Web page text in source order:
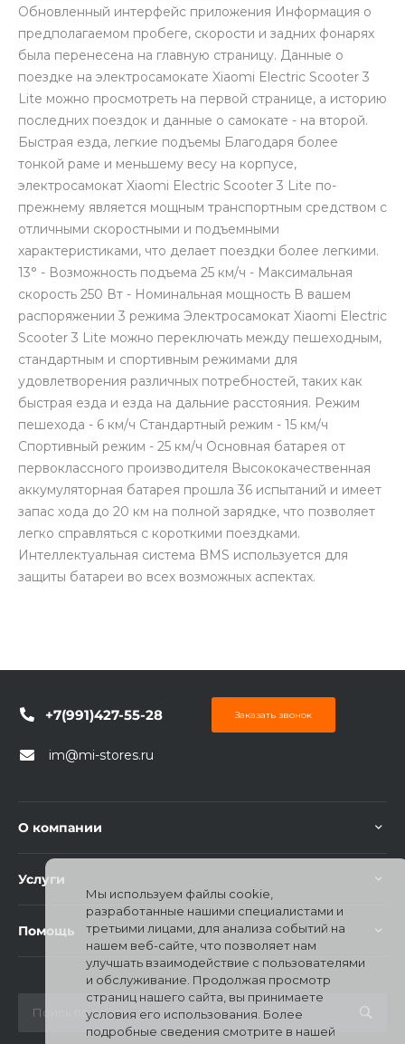
Обновленный интерфейс приложения Информация о
предполагаемом пробеге, скорости и задних фонарях
была перенесена на главную страницу. Данные о
поездке на электросамокате Xiaomi Electric Scooter 3
Lite можно просмотреть на первой странице, а историю
последних поездок и данные о самокате - на второй.
Быстрая езда, легкие подъемы Благодаря более
тонкой раме и меньшему весу на корпусе,
электросамокат Xiaomi Electric Scooter 3 Lite по-
прежнему является мощным транспортным средством с
отличными скоростными и подъемными
характеристиками, что делает поездки более легкими.
13° - Возможность подъема 25 км/ч - Максимальная
скорость 250 Вт - Номинальная мощность В вашем
распоряжении 3 режима Электросамокат Xiaomi Electric
Scooter 3 Lite можно переключать между пешеходным,
стандартным и спортивным режимами для
удовлетворения различных потребностей, таких как
быстрая езда и езда на дальние расстояния. Режим
пешехода - 6 км/ч Стандартный режим - 15 км/ч
Спортивный режим - 25 км/ч Основная батарея от
первоклассного производителя Высококачественная
аккумуляторная батарея прошла 36 испытаний и имеет
запас хода до 20 км на полной зарядке, что позволяет
легко справляться с короткими поездками.
Интеллектуальная система BMS используется для
защиты батареи во всех возможных аспектах.
+7(991)427-55-28 Заказать звонок
im@mi-stores.ru
О компании
Услуги
Помощь
Мы используем файлы cookie,
разработанные нашими специалистами и
третьими лицами, для анализа событий на
нашем веб-сайте, что позволяет нам
улучшать взаимодействие с пользователями
и обслуживание. Продолжая просмотр
страниц нашего сайта, вы принимаете
условия его использования. Более
подробные сведения смотрите в нашей